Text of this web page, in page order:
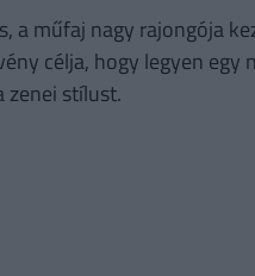
a műfaj nagy rajongója
célja, hogy legyen egy
zenei stílust.